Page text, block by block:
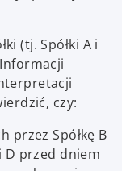
(tj. Spółki A i
czy:
przez Spółkę B
D przed dniem